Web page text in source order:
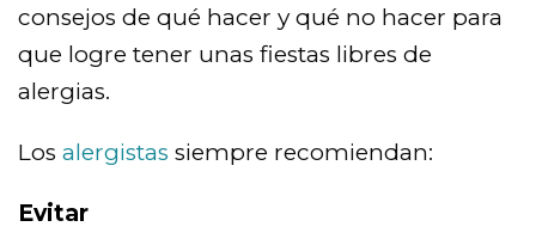
consejos de qué hacer y qué no hacer para
que logre tener unas fiestas libres de
alergias.
Los alergistas siempre recomiendan:
Evitar